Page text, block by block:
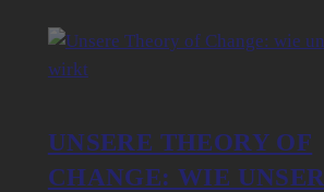
UNSERE THEORY OF
CHANGE: WIE UNSER